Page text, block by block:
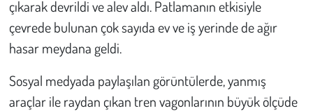
çıkarak devrildi ve alev aldı. Patlamanın etkisiyle
çevrede bulunan çok sayıda ev ve iş yerinde de ağır
hasar meydana geldi.
Sosyal medyada paylaşılan görüntülerde, yanmış
araçlar ile raydan çıkan tren vagonlarının büyük ölçüde
Tarım
Son Dakika
Kent